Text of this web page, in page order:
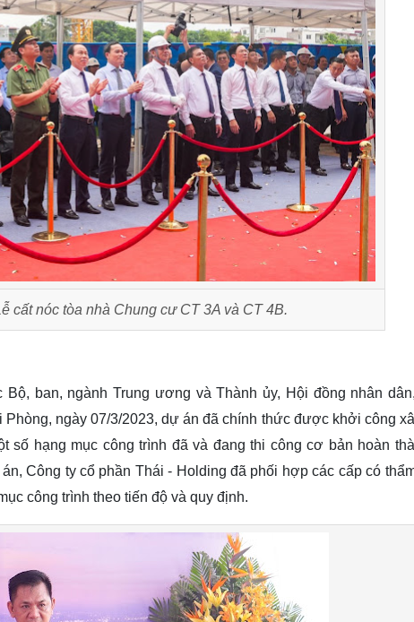
cất nóc tòa nhà Chung cư CT 3A và CT 4B.
ban, ngành Trung ương và Thành ủy, Hội đồng nhân
ngày 07/3/2023, dự án đã chính thức được khởi công
số hạng mục công trình đã và đang thi công cơ bản hoàn
Công ty cổ phần Thái - Holding đã phối hợp các cấp có
công trình theo tiến độ và quy định.